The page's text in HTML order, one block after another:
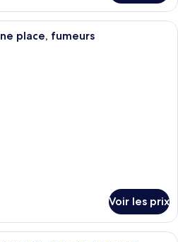
Un balcon doté d’une table en
place, fumeurs
Voir les prix
Une chambre d’hôtel avec un lit, un